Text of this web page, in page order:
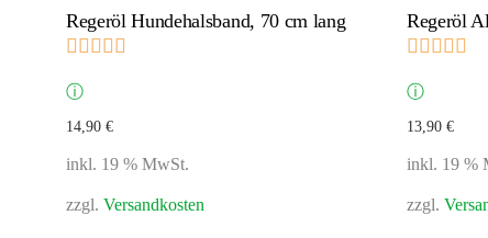
Regeröl Hundehalsband, 70 cm lang
ⓘ
14,90 €
inkl. 19 % MwSt.
zzgl. Versandkosten
Regeröl
ⓘ
13,90 €
inkl. 19 %
zzgl.